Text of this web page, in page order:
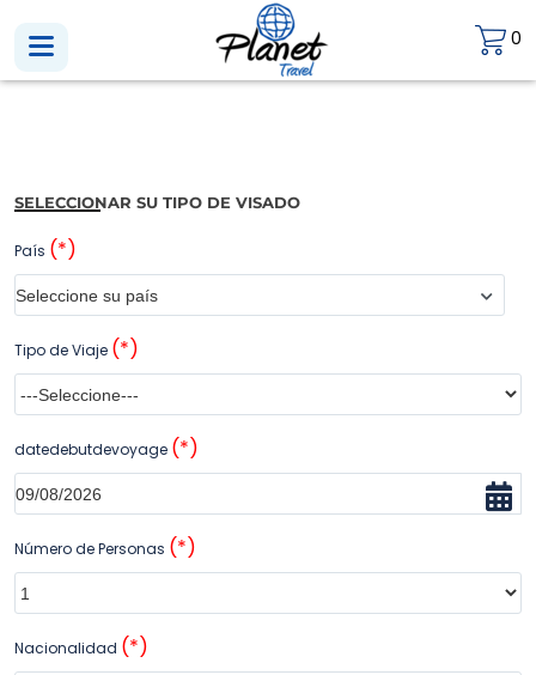
0
SELECCIONAR SU TIPO DE VISADO
País (*)
Tipo de Viaje (*)
datedebutdevoyage (*)
Número de Personas (*)
Nacionalidad (*)